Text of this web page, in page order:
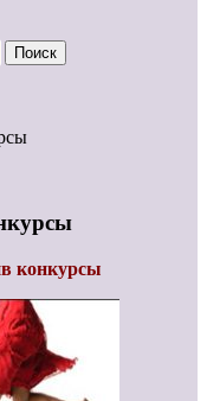
конкурсы